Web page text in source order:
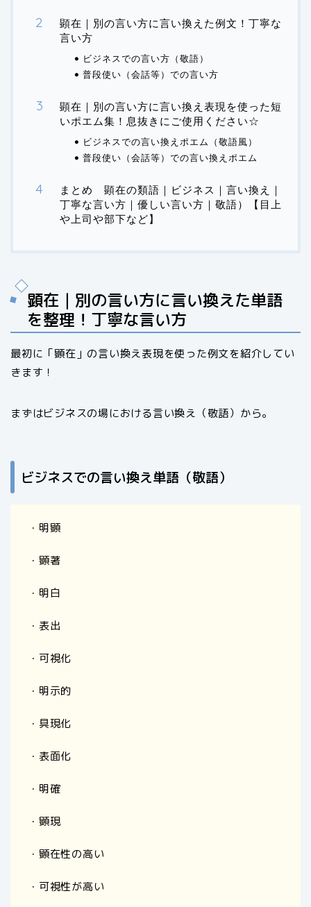
顕在｜別の言い方に言い換えた例文！丁寧な
言い方
ビジネスでの言い方（敬語）
普段使い（会話等）での言い方
顕在｜別の言い方に言い換え表現を使った短
いポエム集！息抜きにご使用ください☆
ビジネスでの言い換えポエム（敬語風）
普段使い（会話等）での言い換えポエム
まとめ 顕在の類語｜ビジネス｜言い換え｜
丁寧な言い方｜優しい言い方｜敬語）【目上
や上司や部下など】
顕在｜別の言い方に言い換えた単語
を整理！丁寧な言い方
最初に「顕在」の言い換え表現を使った例文を紹介してい
きます！
まずはビジネスの場における言い換え（敬語）から。
ビジネスでの言い換え単語（敬語）
・明顕
・顕著
・明白
・表出
・可視化
・明示的
・具現化
・表面化
・明確
・顕現
・顕在性の高い
・可視性が高い